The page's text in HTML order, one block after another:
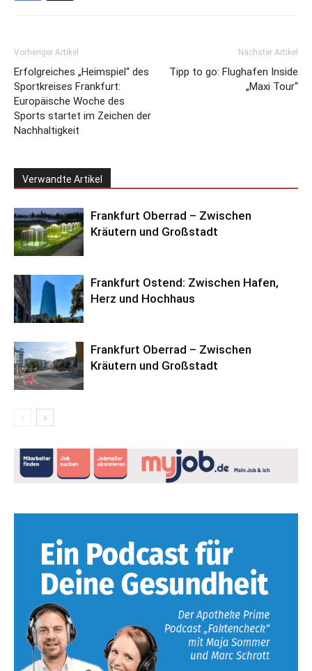
Vorheriger Artikel
Erfolgreiches „Heimspiel“ des
Sportkreises Frankfurt:
Europäische Woche des
Sports startet im Zeichen der
Nachhaltigkeit
Nächster Artikel
Tipp to go: Flughafen Inside
„Maxi Tour“
Verwandte Artikel
Frankfurt Oberrad – Zwischen
Kräutern und Großstadt
Frankfurt Ostend: Zwischen Hafen,
Herz und Hochhaus
Frankfurt Oberrad – Zwischen
Kräutern und Großstadt